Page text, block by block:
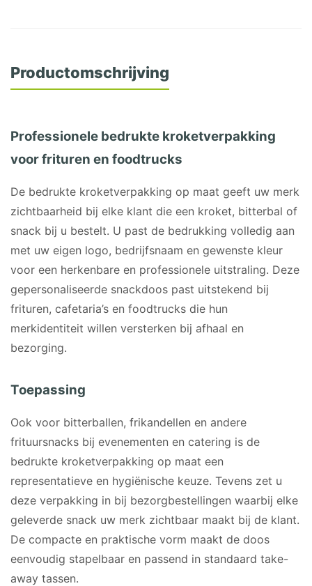
Productomschrijving
Professionele bedrukte kroketverpakking
voor frituren en foodtrucks
De bedrukte kroketverpakking op maat geeft uw merk
zichtbaarheid bij elke klant die een kroket, bitterbal of
snack bij u bestelt. U past de bedrukking volledig aan
met uw eigen logo, bedrijfsnaam en gewenste kleur
voor een herkenbare en professionele uitstraling. Deze
gepersonaliseerde snackdoos past uitstekend bij
frituren, cafetaria’s en foodtrucks die hun
merkidentiteit willen versterken bij afhaal en
bezorging.
Toepassing
Ook voor bitterballen, frikandellen en andere
frituursnacks bij evenementen en catering is de
bedrukte kroketverpakking op maat een
representatieve en hygiënische keuze. Tevens zet u
deze verpakking in bij bezorgbestellingen waarbij elke
geleverde snack uw merk zichtbaar maakt bij de klant.
De compacte en praktische vorm maakt de doos
eenvoudig stapelbaar en passend in standaard take-
away tassen.